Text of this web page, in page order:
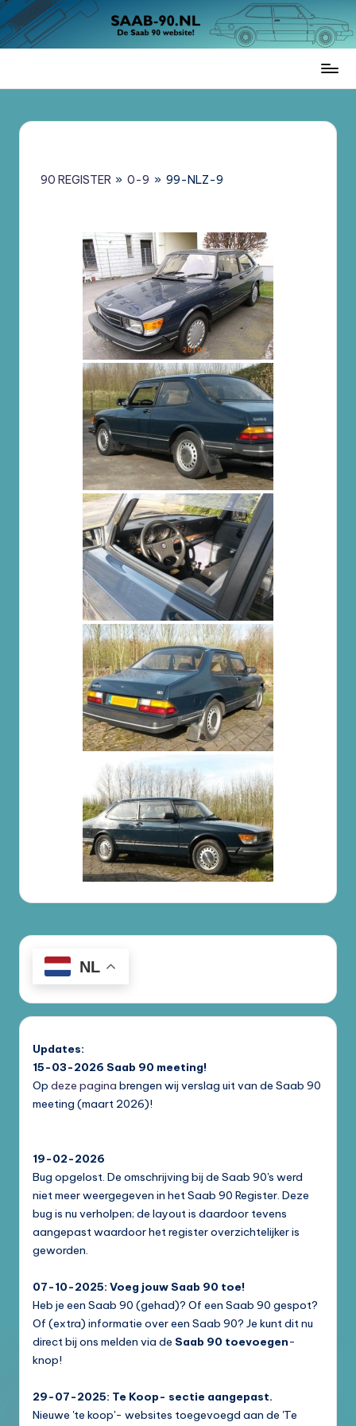
Ga
naar
inhoud
90 REGISTER » 0-9 » 99-NLZ-9
NL
Updates:
15-03-2026 Saab 90 meeting!
Op deze pagina brengen wij verslag uit van de Saab 90
meeting (maart 2026)!
19-02-2026
Bug opgelost. De omschrijving bij de Saab 90's werd
niet meer weergegeven in het Saab 90 Register. Deze
bug is nu verholpen; de layout is daardoor tevens
aangepast waardoor het register overzichtelijker is
geworden.
07-10-2025: Voeg jouw Saab 90 toe!
Heb je een Saab 90 (gehad)? Of een Saab 90 gespot?
Of (extra) informatie over een Saab 90? Je kunt dit nu
direct bij ons melden via de Saab 90 toevoegen-
knop!
29-07-2025: Te Koop- sectie aangepast.
Nieuwe 'te koop'- websites toegevoegd aan de 'Te